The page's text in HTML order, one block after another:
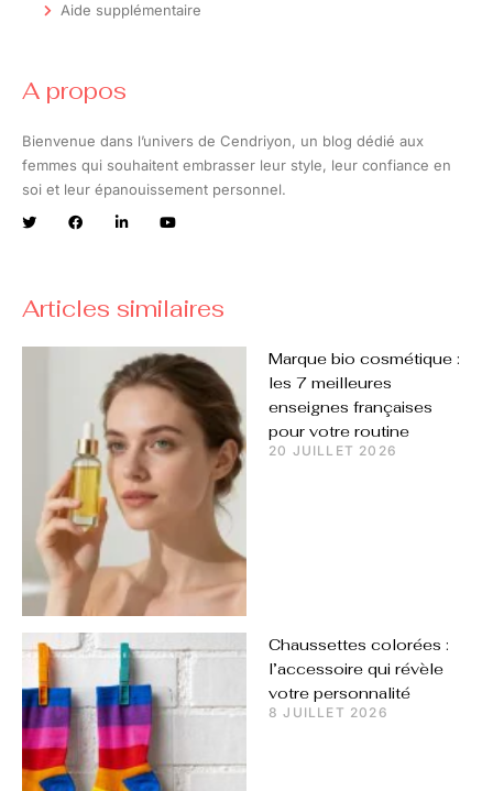
Aide supplémentaire
A propos
Bienvenue dans l’univers de Cendriyon, un blog dédié aux
femmes qui souhaitent embrasser leur style, leur confiance en
soi et leur épanouissement personnel.
Articles similaires
Marque bio cosmétique :
les 7 meilleures
enseignes françaises
pour votre routine
20 JUILLET 2026
Chaussettes colorées :
l’accessoire qui révèle
votre personnalité
8 JUILLET 2026